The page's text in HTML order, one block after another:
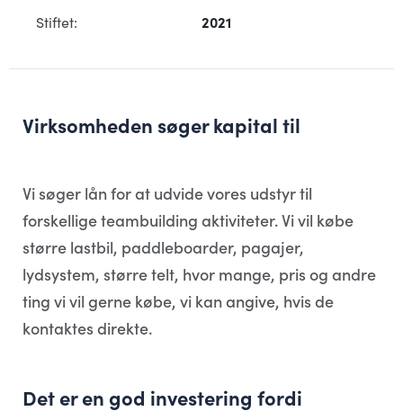
Stiftet:
2021
Virksomheden søger kapital til
Vi søger lån for at udvide vores udstyr til
forskellige teambuilding aktiviteter. Vi vil købe
større lastbil, paddleboarder, pagajer,
lydsystem, større telt, hvor mange, pris og andre
ting vi vil gerne købe, vi kan angive, hvis de
kontaktes direkte.
Det er en god investering fordi